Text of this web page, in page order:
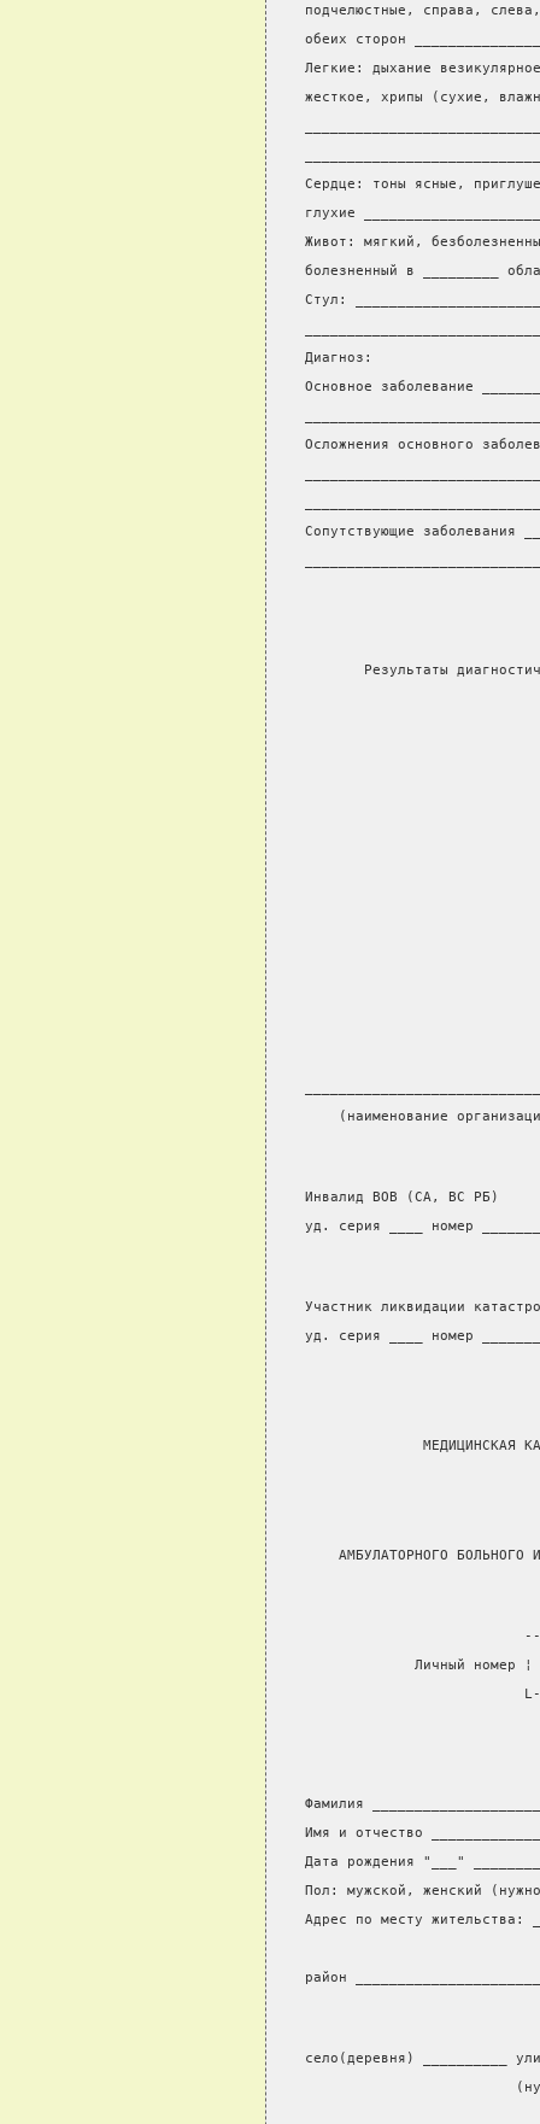
подчелюстные, справа,
обеих сторон
Легкие: дыхание
жесткое, хрипы (сухие,
Сердце: тоны ясные,
глухие
Живот: мягкий,
болезненный в _________
Стул:
Диагноз:
Основное заболевание
Осложнения основного
Сопутствующие заболевания
Результаты
(наименование
Инвалид ВОВ (СА, ВС РБ)
уд. серия ____ номер
Участник ликвидации
уд. серия ____ номер
МЕДИЦИНСКАЯ
АМБУЛАТОРНОГО БОЛЬНОГО
Личный номер
Фамилия
Имя и отчество
Дата рождения "___"
Пол: мужской, женский
Адрес по месту жительства:
район
село(деревня) __________